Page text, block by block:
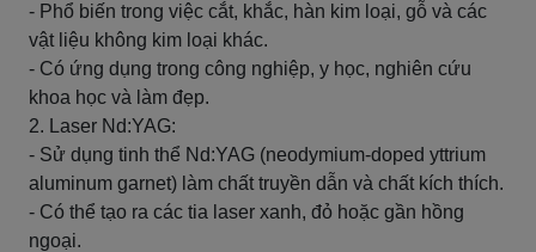
- Phổ biến trong việc cắt, khắc, hàn kim loại, gỗ và các
vật liệu không kim loại khác.
- Có ứng dụng trong công nghiệp, y học, nghiên cứu
khoa học và làm đẹp.
2. Laser Nd:YAG:
- Sử dụng tinh thể Nd:YAG (neodymium-doped yttrium
aluminum garnet) làm chất truyền dẫn và chất kích thích.
- Có thể tạo ra các tia laser xanh, đỏ hoặc gần hồng
ngoại.